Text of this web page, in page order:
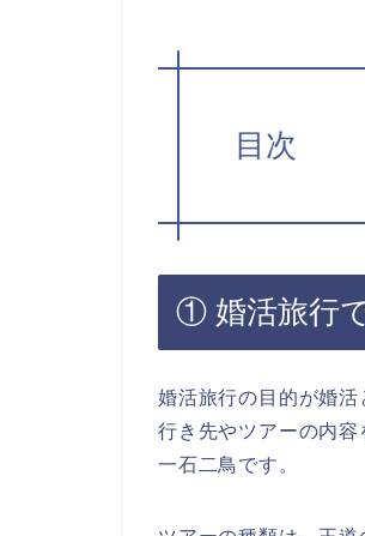
目次
① 婚活旅行
婚活旅行の目的が婚活
行き先やツアーの内容
一石二鳥です。